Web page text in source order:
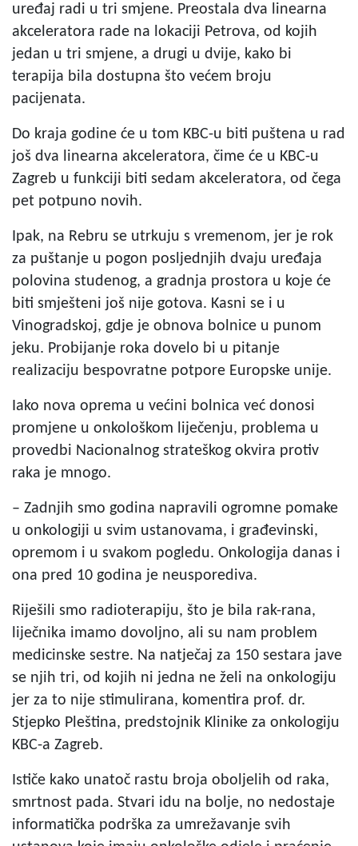
uređaj radi u tri smjene. Preostala dva linearna
akceleratora rade na lokaciji Petrova, od kojih
jedan u tri smjene, a drugi u dvije, kako bi
terapija bila dostupna što većem broju
pacijenata.
Do kraja godine će u tom KBC-u biti puštena u rad
još dva linearna akceleratora, čime će u KBC-u
Zagreb u funkciji biti sedam akceleratora, od čega
pet potpuno novih.
Ipak, na Rebru se utrkuju s vremenom, jer je rok
za puštanje u pogon posljednjih dvaju uređaja
polovina studenog, a gradnja prostora u koje će
biti smješteni još nije gotova. Kasni se i u
Vinogradskoj, gdje je obnova bolnice u punom
jeku. Probijanje roka dovelo bi u pitanje
realizaciju bespovratne potpore Europske unije.
Iako nova oprema u većini bolnica već donosi
promjene u onkološkom liječenju, problema u
provedbi Nacionalnog strateškog okvira protiv
raka je mnogo.
– Zadnjih smo godina napravili ogromne pomake
u onkologiji u svim ustanovama, i građevinski,
opremom i u svakom pogledu. Onkologija danas i
ona pred 10 godina je neusporediva.
Riješili smo radioterapiju, što je bila rak-rana,
liječnika imamo dovoljno, ali su nam problem
medicinske sestre. Na natječaj za 150 sestara jave
se njih tri, od kojih ni jedna ne želi na onkologiju
jer za to nije stimulirana, komentira prof. dr.
Stjepko Pleština, predstojnik Klinike za onkologiju
KBC-a Zagreb.
Ističe kako unatoč rastu broja oboljelih od raka,
smrtnost pada. Stvari idu na bolje, no nedostaje
informatička podrška za umrežavanje svih